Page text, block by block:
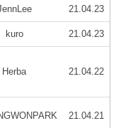
21.04.23
kuro 21.04.23
Herba 21.04.22
21.04.21